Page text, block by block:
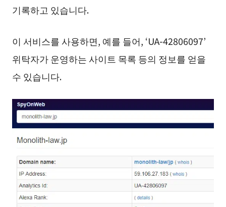
기록하고 있습니다.
이 서비스를 사용하면, 예를 들어, ‘UA-42806097’
위탁자가 운영하는 사이트 목록 등의 정보를 얻을
수 있습니다.